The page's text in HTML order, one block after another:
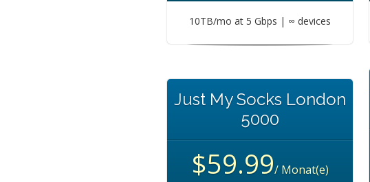
10TB/mo at 5 Gbps | ∞ devices
Just My Socks London
5000
$59.99/ Monat(e)